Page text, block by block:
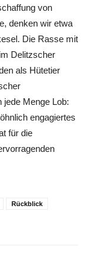
von
denken wir etwa
Die Rasse mit
Delitzscher
als Hütetier
jede Menge Lob:
engagiertes
für die
Rückblick